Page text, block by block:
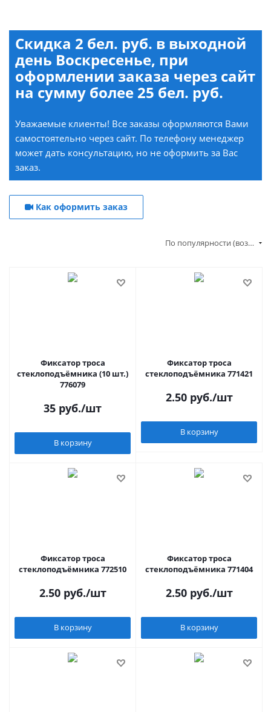
Скидка 2 бел. руб. в выходной
день Воскресенье, при
оформлении заказа через сайт
на сумму более 25 бел. руб.
Уважаемые клиенты! Все заказы оформляются Вами
самостоятельно через сайт. По телефону менеджер
может дать консультацию, но не оформить за Вас
заказ.
Как оформить заказ
По популярности (возрастание)
Фиксатор троса
стеклоподъёмника (10 шт.)
776079
35 руб./шт
В корзину
Фиксатор троса
стеклоподъёмника 771421
2.50руб./шт
В корзину
Фиксатор троса
стеклоподъёмника 772510
2.50руб./шт
В корзину
Фиксатор троса
стеклоподъёмника 771404
2.50руб./шт
В корзину